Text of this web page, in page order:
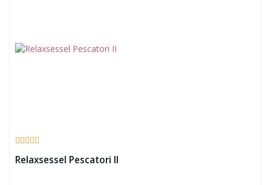
Relaxsessel Pescatori II